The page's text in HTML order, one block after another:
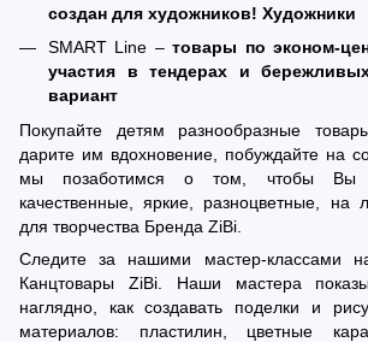
создан для художников! Художники
SMART Line –товары по эконом-
участия в тендерах и
вариант
Покупайте детям разнообразные
дарите им вдохновение, побуждайте на
мы позаботимся о том, чтобы Вы
качественные, яркие, разноцветные, на
для творчества Бренда ZiBi.
Следите за нашими мастер-классами
Канцтовары ZiBi. Наши мастера
наглядно, как создавать поделки и
материалов: пластилин, цветные